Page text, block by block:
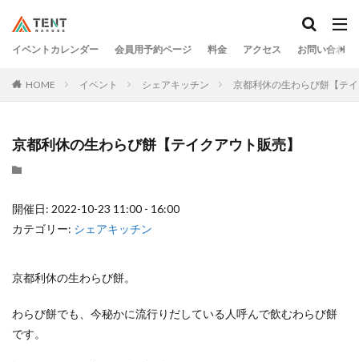
イベントカレンダー 会員用予約ページ 料金 アクセス お問い合わせ
HOME イベント シェアキッチン 京都利休の生わらび餅【テ
京都利休の生わらび餅【テイクアウト販売】
開催日: 2022-10-23 11:00 - 16:00
カテゴリー: シェアキッチン
京都利休の生わらび餅。
わらび餅でも、今秘かに流行りだしている人呼んで飲むわらび餅
です。